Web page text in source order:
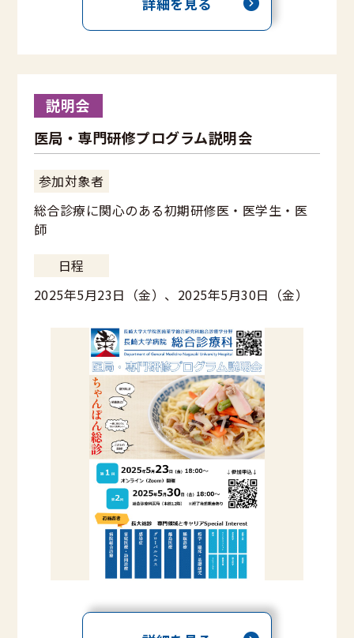
説明会
医局・専門研修プログラム説明会
参加対象者
総合診療に関心のある初期研修医・医学生・医
師
日程
2025年5月23日（金）、2025年5月30日（金）